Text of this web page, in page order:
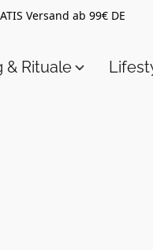
Versand ab 99€ DE
& Rituale